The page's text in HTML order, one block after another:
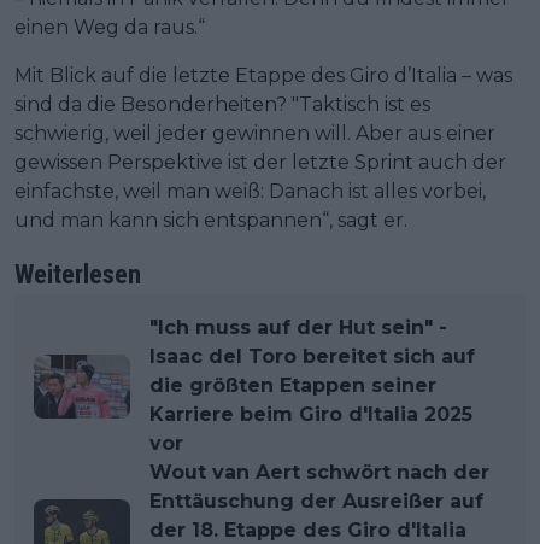
einen Weg da raus.“
Mit Blick auf die letzte Etappe des Giro d’Italia – was
sind da die Besonderheiten? "Taktisch ist es
schwierig, weil jeder gewinnen will. Aber aus einer
gewissen Perspektive ist der letzte Sprint auch der
einfachste, weil man weiß: Danach ist alles vorbei,
und man kann sich entspannen“, sagt er.
Weiterlesen
"Ich muss auf der Hut sein" -
Isaac del Toro bereitet sich auf
die größten Etappen seiner
Karriere beim Giro d'Italia 2025
vor
Wout van Aert schwört nach der
Enttäuschung der Ausreißer auf
der 18. Etappe des Giro d'Italia